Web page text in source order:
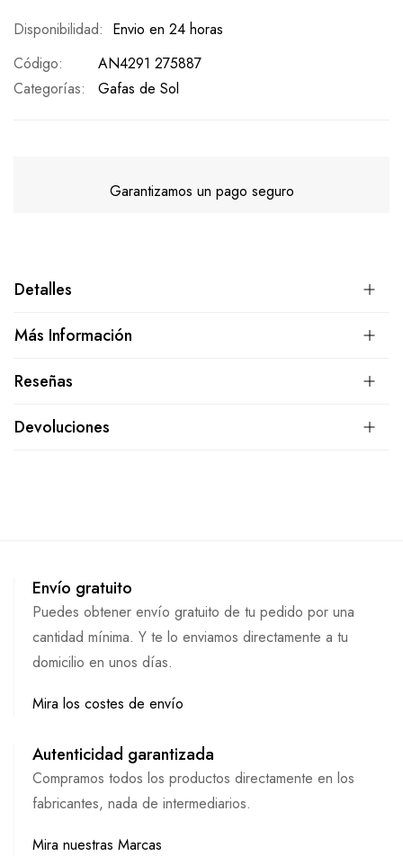
Envio en 24 horas
Código
AN4291 275887
Categorías:
Gafas de Sol
Garantizamos un pago seguro
Detalles
Más Información
Reseñas
Devoluciones
Envío gratuito
Puedes obtener envío gratuito de tu pedido por una
cantidad mínima. Y te lo enviamos directamente a tu
domicilio en unos días.
Mira los costes de envío
Autenticidad garantizada
Compramos todos los productos directamente en los
fabricantes, nada de intermediarios.
Mira nuestras Marcas